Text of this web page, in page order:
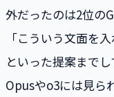
外だったのは2位の
「こういう文面を
といった提案まで
Opusやo3には見ら